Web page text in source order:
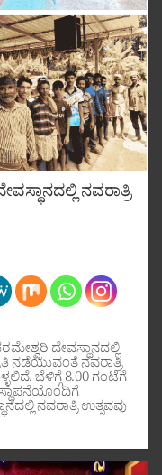
ನವರಾತ್ರಿ
ದೇವಸ್ಥಾನದಲ್ಲಿ
ನಡೆಯುವಂತೆ ನವರಾತ್ರಿ
ಬೆಳಿಗ್ಗೆ 8.00 ಗಂಟೆಗೆ
ನವರಾತ್ರಿ ಉತ್ಸವವು